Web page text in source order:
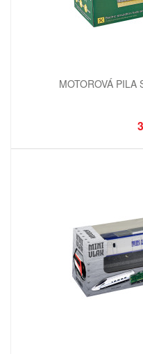
MOTOROVÁ PILA